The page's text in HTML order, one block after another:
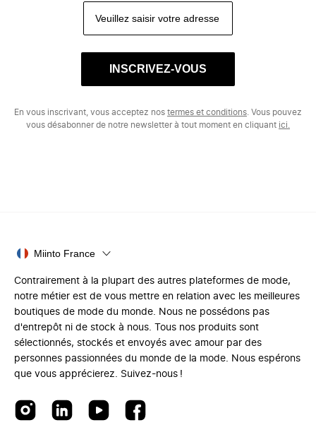
INSCRIVEZ-VOUS
En vous inscrivant, vous acceptez nos termes et conditions . Vous pouvez
vous désabonner de notre newsletter à tout moment en cliquant ici.
Miinto France
Contrairement à la plupart des autres plateformes de mode,
notre métier est de vous mettre en relation avec les meilleures
boutiques de mode du monde. Nous ne possédons pas
d'entrepôt ni de stock à nous. Tous nos produits sont
sélectionnés, stockés et envoyés avec amour par des
personnes passionnées du monde de la mode. Nous espérons
que vous apprécierez. Suivez-nous !